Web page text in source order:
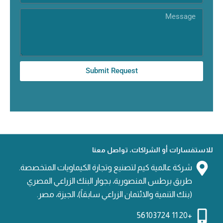
Submit Request
للاستفسارات أو الشراكات، تواصل معنا
شركة عالمية كيم لتصنيع وتجارة الكيماويات المتخصصة.
طريق برطس المنصورية، بجوار البنك الزراعي المصري
(بنك التنمية والائتمان الزراعي سابقاً)، الجيزة، مصر.
+20 11 56103724